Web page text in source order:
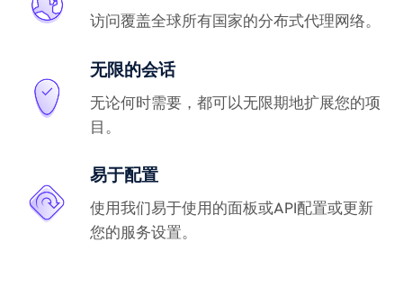
访问覆盖全球所有国家的分布式代理网络。
无限的会话
无论何时需要，都可以无限期地扩展您的项
目。
易于配置
使用我们易于使用的面板或API配置或更新
您的服务设置。